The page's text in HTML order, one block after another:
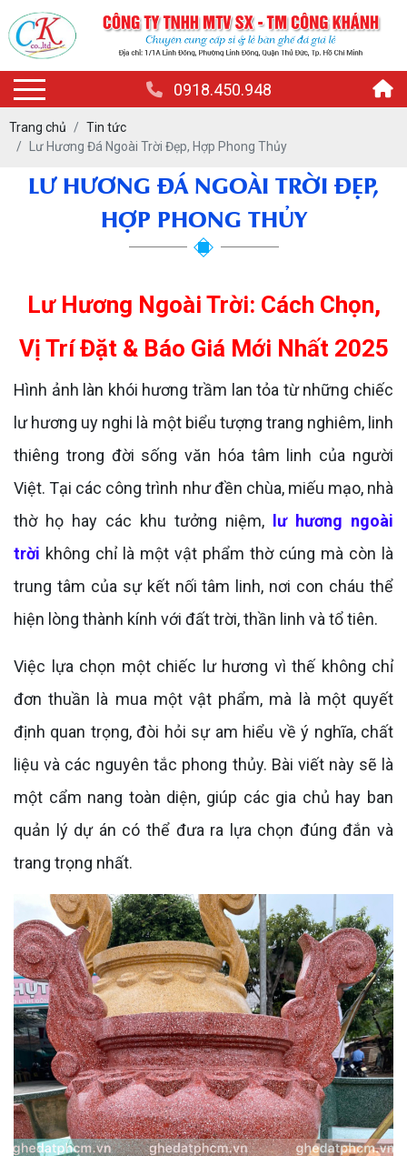
0918.450.948
Trang chủ
Tin tức
Lư Hương Đá Ngoài Trời Đẹp, Hợp Phong Thủy
LƯ HƯƠNG ĐÁ NGOÀI TRỜI ĐẸP,
HỢP PHONG THỦY
Lư Hương Ngoài Trời: Cách Chọn,
Vị Trí Đặt & Báo Giá Mới Nhất 2025
Hình ảnh làn khói hương trầm lan tỏa từ những chiếc
lư hương uy nghi là một biểu tượng trang nghiêm, linh
thiêng trong đời sống văn hóa tâm linh của người
Việt. Tại các công trình như đền chùa, miếu mạo, nhà
thờ họ hay các khu tưởng niệm,
lư hương ngoài
trời không chỉ là một vật phẩm thờ cúng mà còn là
trung tâm của sự kết nối tâm linh, nơi con cháu thể
hiện lòng thành kính với đất trời, thần linh và tổ tiên.
Việc lựa chọn một chiếc lư hương vì thế không chỉ
đơn thuần là mua một vật phẩm, mà là một quyết
định quan trọng, đòi hỏi sự am hiểu về ý nghĩa, chất
liệu và các nguyên tắc phong thủy. Bài viết này sẽ là
một cẩm nang toàn diện, giúp các gia chủ hay ban
quản lý dự án có thể đưa ra lựa chọn đúng đắn và
trang trọng nhất.